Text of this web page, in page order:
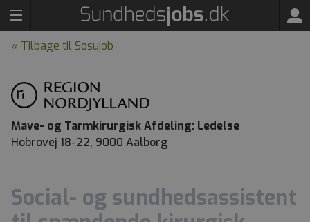
« Tilbage til Sosujob
Mave- og Tarmkirurgisk Afdeling: Ledelse
Hobrovej 18-22, 9000 Aalborg
Social- og sundhedsassistent